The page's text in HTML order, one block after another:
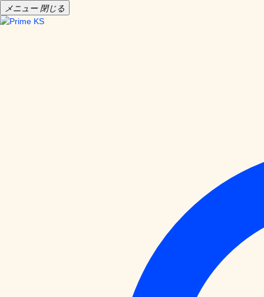
メニュー 閉じる